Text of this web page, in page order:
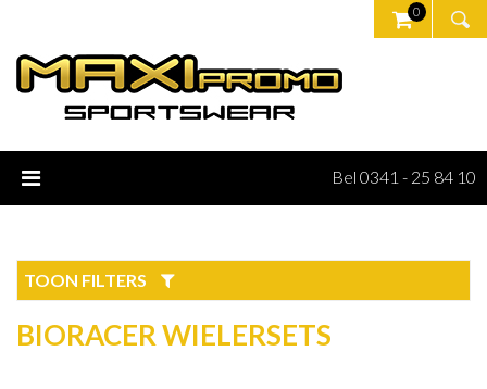
0
Bel 0341 - 25 84 10
TOON FILTERS
BIORACER WIELERSETS